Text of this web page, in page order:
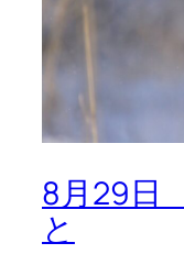
8月29日
と